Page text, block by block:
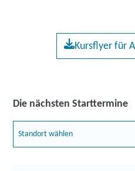
Kursflyer für
Die nächsten Starttermine
Standort wählen